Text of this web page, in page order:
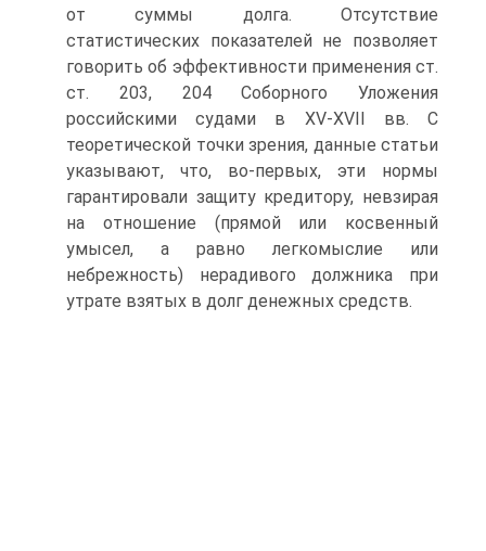
от суммы долга. Отсут­ствие
статистических показателей не позволяет
говорить об эффектив­ности применения ст.
ст. 203, 204 Соборного Уложения
российскими судами в XV-XVII вв. C
теоретической точки зрения, данные статьи
ука­зывают, что, во-первых, эти нормы
гарантировали защиту кредитору, невзирая
на отношение (прямой или косвенный
умысел, а равно легко­мыслие или
небрежность) нерадивого должника при
утрате взятых в долг денежных средств.